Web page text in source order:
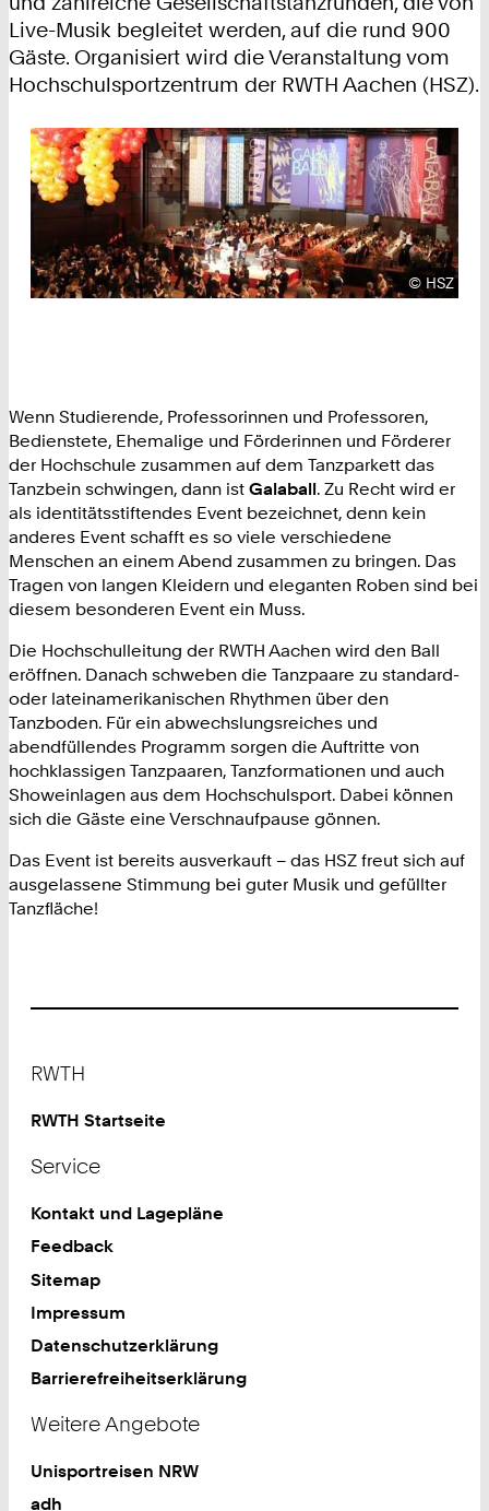
Live-Musik begleitet werden, auf die rund 900
Gäste. Organisiert wird die Veranstaltung vom
Hochschulsportzentrum der RWTH Aachen (HSZ).
© HSZ
Wenn Studierende, Professorinnen und Professoren,
Bedienstete, Ehemalige und Förderinnen und Förderer
der Hochschule zusammen auf dem Tanzparkett das
Tanzbein schwingen, dann ist Galaball. Zu Recht wird er
als identitätsstiftendes Event bezeichnet, denn kein
anderes Event schafft es so viele verschiedene
Menschen an einem Abend zusammen zu bringen. Das
Tragen von langen Kleidern und eleganten Roben sind bei
diesem besonderen Event ein Muss.
Die Hochschulleitung der RWTH Aachen wird den Ball
eröffnen. Danach schweben die Tanzpaare zu standard-
oder lateinamerikanischen Rhythmen über den
Tanzboden. Für ein abwechslungsreiches und
abendfüllendes Programm sorgen die Auftritte von
hochklassigen Tanzpaaren, Tanzformationen und auch
Showeinlagen aus dem Hochschulsport. Dabei können
sich die Gäste eine Verschnaufpause gönnen.
Das Event ist bereits ausverkauft – das HSZ freut sich auf
ausgelassene Stimmung bei guter Musik und gefüllter
Tanzfläche!
RWTH
RWTH Startseite
Service
Kontakt und Lagepläne
Feedback
Sitemap
Impressum
Datenschutzerklärung
Barrierefreiheitserklärung
Weitere Angebote
Unisportreisen NRW
adh